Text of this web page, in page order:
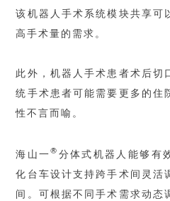
该机器人手术系统模块共享可
高手术量的需求。
此外，机器人手术患者术后切
统手术患者可能需要更多的住
性不言而喻。
海山一® 分体式机器人能够有
化台车设计支持跨手术间灵活
间。可根据不同手术需求动态